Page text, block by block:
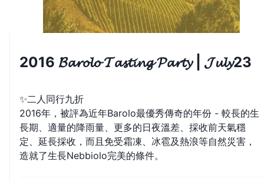
2016 𝓑𝓪𝓻𝓸𝓵𝓸 𝓣𝓪𝓼𝓽𝓲𝓷𝓰 𝓟𝓪𝓻𝓽𝔂 | 𝓙𝓾𝓵𝔂23
✨二人同行九折
2016年，被評為近年Barolo最優秀傳奇的年份 - 較長的生
長期、適量的降雨量、更多的日夜溫差、採收前天氣穩
定、延長採收，而且免受霜凍、冰雹及熱浪等自然災害，
造就了生長Nebbiolo完美的條件。